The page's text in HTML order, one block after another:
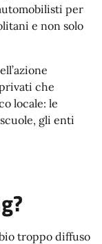
per
e non solo
che
locale: le
gli enti
troppo diffuso